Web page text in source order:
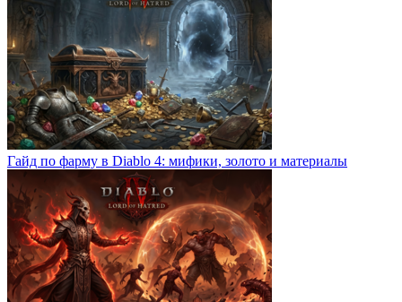
Гайд по фарму в Diablo 4: мифики, золото и материалы